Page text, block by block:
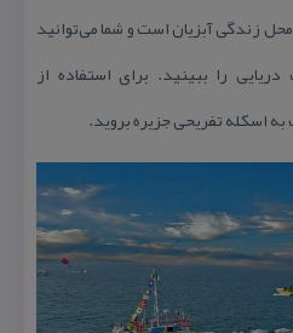
زندگی آبزیان است و شما می‌توانید
را ببینید. برای استفاده از
تفریحی جزیره بروید.